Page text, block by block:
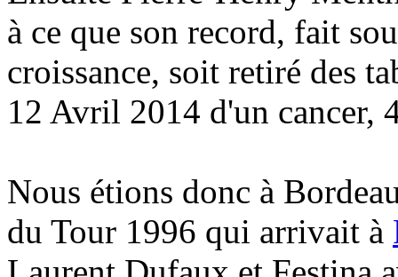
à ce que son record, fait
croissance, soit retiré des
12 Avril 2014 d'un cancer,
Nous étions donc à
du Tour 1996 qui arrivait à